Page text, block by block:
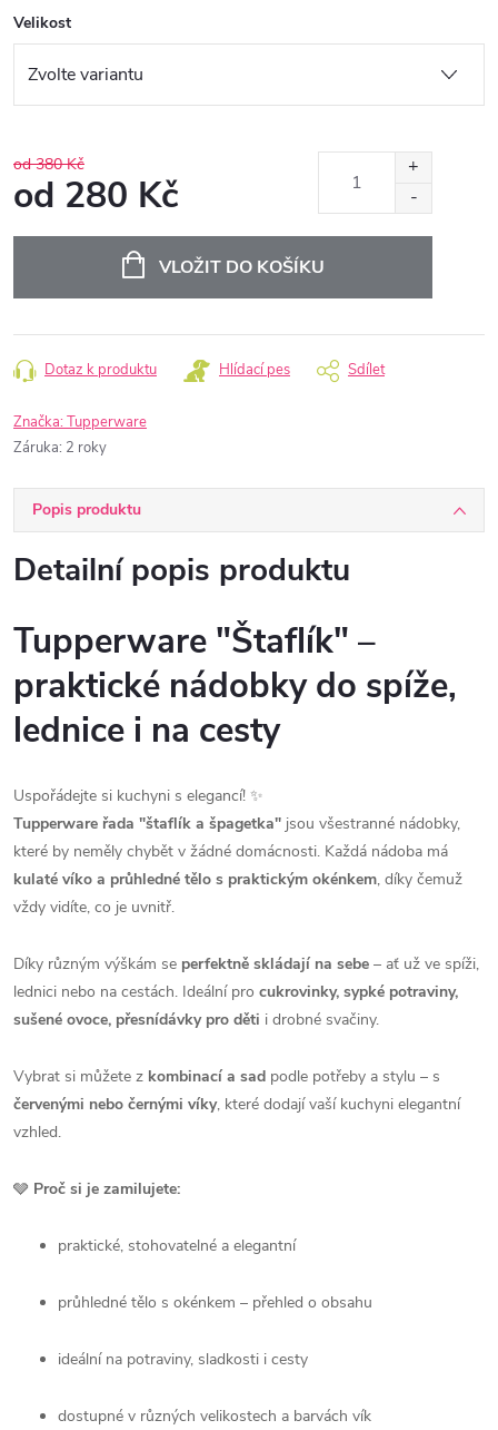
Velikost
od 380 Kč
od 280 Kč
VLOŽIT DO KOŠÍKU
Dotaz k produktu Hlídací pes Sdílet
Značka:Tupperware
Záruka: 2 roky
Popis produktu
Detailní popis produktu
Tupperware "Štaflík" –
praktické nádobky do spíže,
lednice i na cesty
Uspořádejte si kuchyni s elegancí! ✨
Tupperware řada "štaflík a špagetka" jsou všestranné nádobky,
které by neměly chybět v žádné domácnosti. Každá nádoba má
kulaté víko a průhledné tělo s praktickým okénkem, díky čemuž
vždy vidíte, co je uvnitř.
Díky různým výškám se perfektně skládají na sebe – ať už ve spíži,
lednici nebo na cestách. Ideální pro cukrovinky, sypké potraviny,
sušené ovoce, přesnídávky pro děti i drobné svačiny.
Vybrat si můžete z kombinací a sad podle potřeby a stylu – s
červenými nebo černými víky, které dodají vaší kuchyni elegantní
vzhled.
🩶 Proč si je zamilujete:
praktické, stohovatelné a elegantní
průhledné tělo s okénkem – přehled o obsahu
ideální na potraviny, sladkosti i cesty
dostupné v různých velikostech a barvách vík